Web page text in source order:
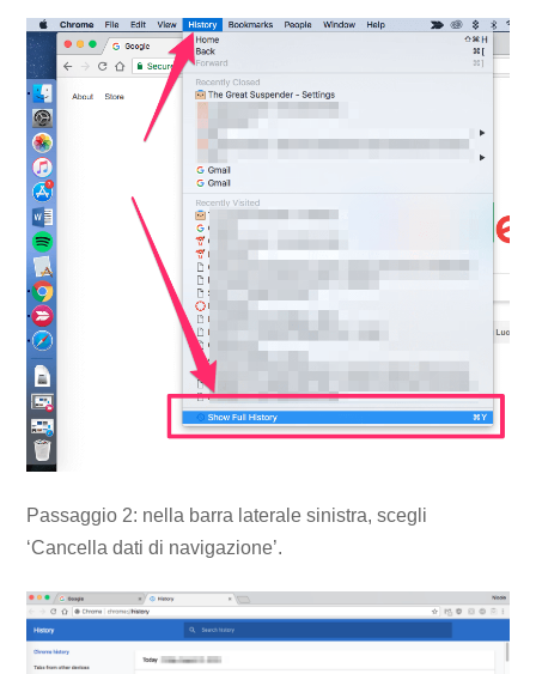
Passaggio 2: nella barra laterale sinistra, scegli
‘Cancella dati di navigazione’.